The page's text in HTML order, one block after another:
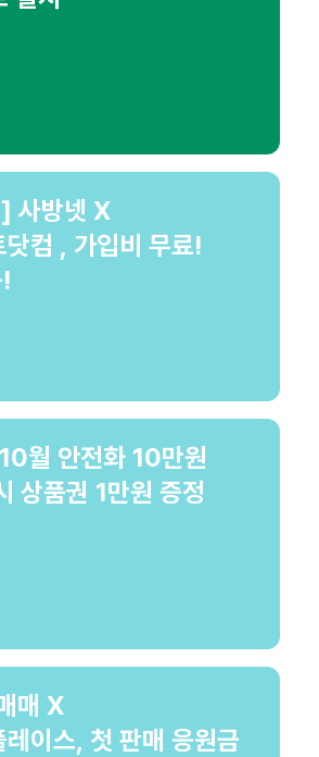
사방넷 X
닷컴 , 가입비 무료!
월 안전화 10만원
상품권 1만원 증정
매 X
이스, 첫 판매 응원금